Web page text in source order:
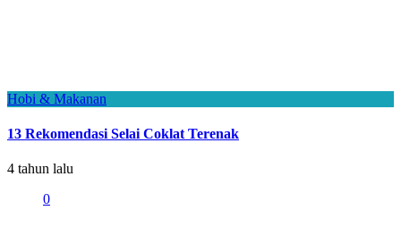
Hobi & Makanan
13 Rekomendasi Selai Coklat Terenak
4 tahun lalu
0